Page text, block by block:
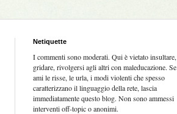
Netiquette
I commenti sono moderati. Qui è vietato insultare,
gridare, rivolgersi agli altri con maleducazione. Se
ami le risse, le urla, i modi violenti che spesso
caratterizzano il linguaggio della rete, lascia
immediatamente questo blog. Non sono ammessi
interventi off-topic o anonimi.